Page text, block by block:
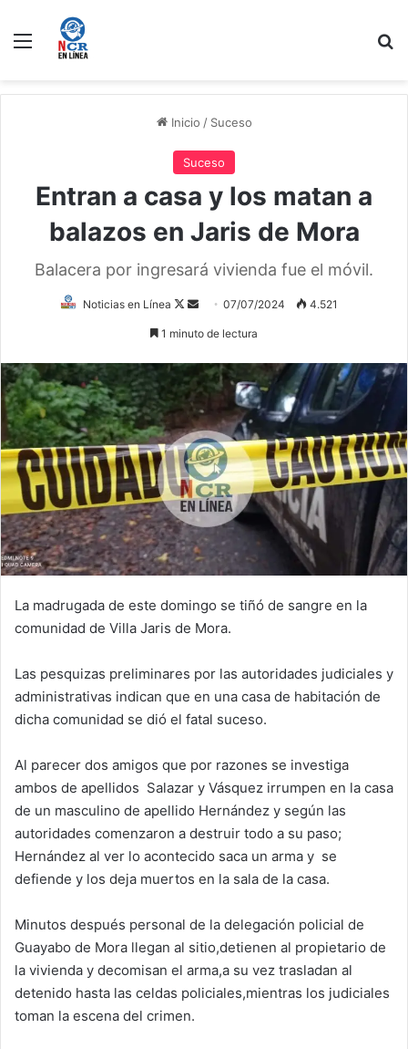
Menú
Inicio / Suceso
Suceso
Entran a casa y los matan a
balazos en Jaris de Mora
Balacera por ingresará vivienda fue el móvil.
Noticias en Línea
Follow
Send07/07/2024 4.521
1 minuto de lectura
La madrugada de este domingo se tiñó de sangre en la
comunidad de Villa Jaris de Mora.
Las pesquizas preliminares por las autoridades judiciales y
administrativas indican que en una casa de habitación de
dicha comunidad se dió el fatal suceso.
Al parecer dos amigos que por razones se investiga
ambos de apellidos Salazar y Vásquez irrumpen en la casa
de un masculino de apellido Hernández y según las
autoridades comenzaron a destruir todo a su paso;
Hernández al ver lo acontecido saca un arma y se
defiende y los deja muertos en la sala de la casa.
Minutos después personal de la delegación policial de
Guayabo de Mora llegan al sitio,detienen al propietario de
la vivienda y decomisan el arma,a su vez trasladan al
detenido hasta las celdas policiales,mientras los judiciales
toman la escena del crimen.